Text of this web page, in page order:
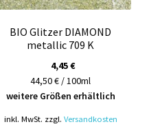
BIO Glitzer DIAMOND
metallic 709 K
4,45€
44,50 € / 100ml
weitere Größen erhältlich
inkl. MwSt. zzgl. Versandkosten